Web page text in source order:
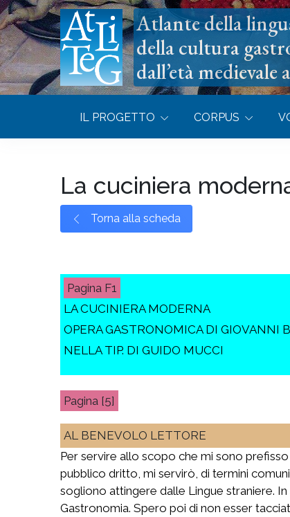
Atlante della
della cultura
dall’età medievale
IL PROGETTO CORPUS
La cuciniera
Torna alla scheda
F1
LA CUCINIERA MODERNA
OPERA GASTRONOMICA DI GIOVANNI
NELLA TIP. DI GUIDO MUCCI
[5]
AL BENEVOLO LETTORE
Per servire allo scopo che mi sono
pubblico dritto, mi servirò, di termini
sogliono attingere dalle Lingue straniere.
Gastronomia. Spero poi di non esser